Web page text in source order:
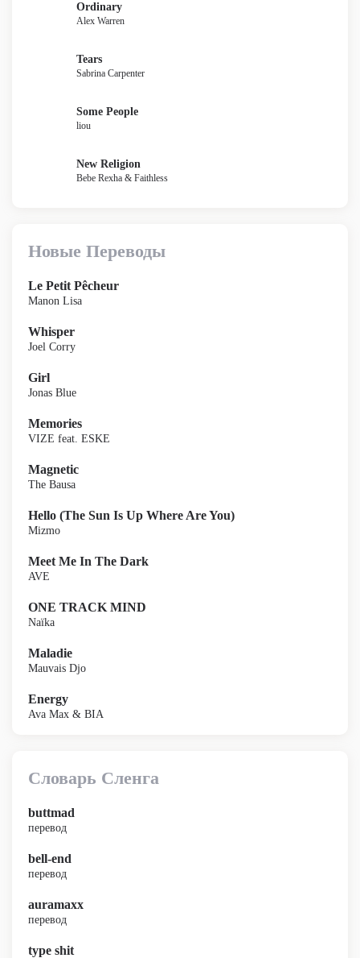
Ordinary
Alex Warren
Tears
Sabrina Carpenter
Some People
liou
New Religion
Bebe Rexha & Faithless
Новые Переводы
Le Petit Pêcheur
Manon Lisa
Whisper
Joel Corry
Girl
Jonas Blue
Memories
VIZE feat. ESKE
Magnetic
The Bausa
Hello (The Sun Is Up Where Are You)
Mizmo
Meet Me In The Dark
AVE
ONE TRACK MIND
Naïka
Maladie
Mauvais Djo
Energy
Ava Max & BIA
Словарь Сленга
buttmad
перевод
bell-end
перевод
auramaxx
перевод
type shit